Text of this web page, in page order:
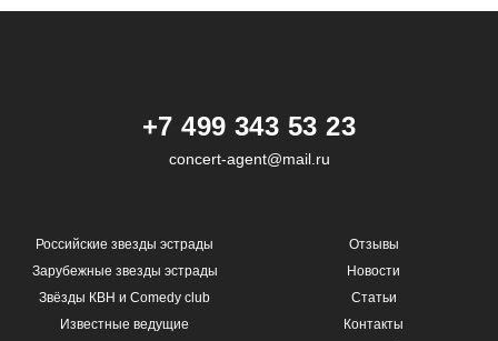
+7 499 343 53 23
concert-agent@mail.ru
Российские звезды эстрады
Зарубежные звезды эстрады
Звёзды КВН и Comedy club
Известные ведущие
Отзывы
Новости
Статьи
Контакты